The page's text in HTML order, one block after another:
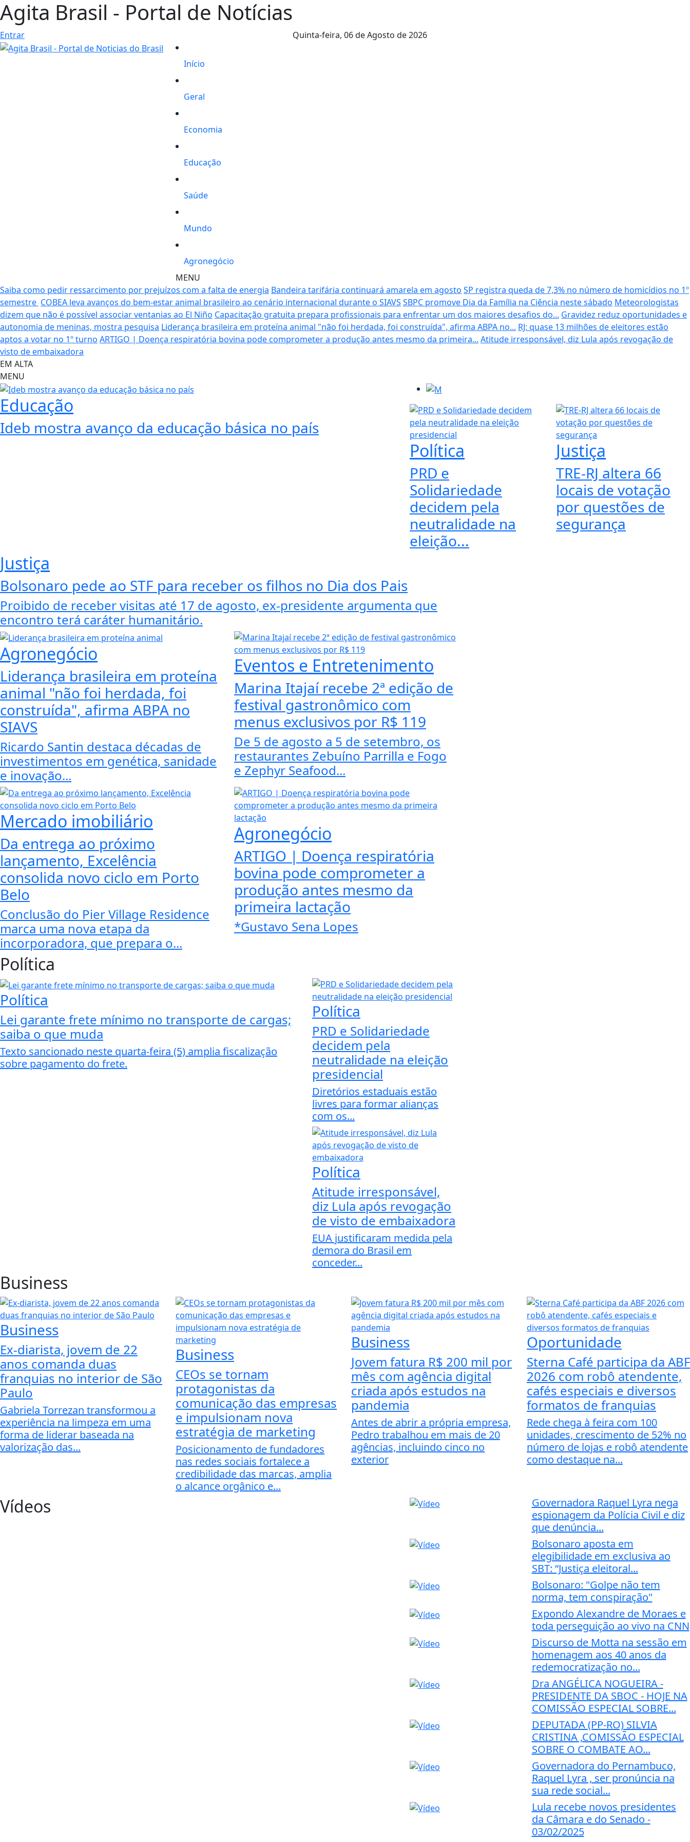
Agita Brasil - Portal de Notícias
Entrar Quinta-feira, 06 de Agosto de 2026
Início
Geral
Economia
Educação
Saúde
Mundo
Agronegócio
MENU
Saiba como pedir ressarcimento por prejuízos com a falta de energia Bandeira tarifária continuará amarela em agosto SP registra queda de 7,3% no número de homicídios no 1º
semestre COBEA leva avanços do bem-estar animal brasileiro ao cenário internacional durante o SIAVS SBPC promove Dia da Família na Ciência neste sábado Meteorologistas
dizem que não é possível associar ventanias ao El Niño Capacitação gratuita prepara profissionais para enfrentar um dos maiores desafios do... Gravidez reduz oportunidades e
autonomia de meninas, mostra pesquisa Liderança brasileira em proteína animal "não foi herdada, foi construída", afirma ABPA no... RJ: quase 13 milhões de eleitores estão
aptos a votar no 1º turno ARTIGO | Doença respiratória bovina pode comprometer a produção antes mesmo da primeira... Atitude irresponsável, diz Lula após revogação de
visto de embaixadora
EM ALTA
MENU
Educação
Ideb mostra avanço da educação básica no país
Política
PRD e
Solidariedade
decidem pela
neutralidade na
eleição...
Justiça
TRE-RJ altera 66
locais de votação
por questões de
segurança
Justiça
Bolsonaro pede ao STF para receber os filhos no Dia dos Pais
Proibido de receber visitas até 17 de agosto, ex-presidente argumenta que
encontro terá caráter humanitário.
Agronegócio
Liderança brasileira em proteína
animal "não foi herdada, foi
construída", afirma ABPA no
SIAVS
Ricardo Santin destaca décadas de
investimentos em genética, sanidade
e inovação...
Eventos e Entretenimento
Marina Itajaí recebe 2ª edição de
festival gastronômico com
menus exclusivos por R$ 119
De 5 de agosto a 5 de setembro, os
restaurantes Zebuíno Parrilla e Fogo
e Zephyr Seafood...
Mercado imobiliário
Da entrega ao próximo
lançamento, Excelência
consolida novo ciclo em Porto
Belo
Conclusão do Pier Village Residence
marca uma nova etapa da
incorporadora, que prepara o...
Agronegócio
ARTIGO | Doença respiratória
bovina pode comprometer a
produção antes mesmo da
primeira lactação
*Gustavo Sena Lopes
Política
Política
Lei garante frete mínimo no transporte de cargas;
saiba o que muda
Texto sancionado neste quarta-feira (5) amplia fiscalização
sobre pagamento do frete.
Política
PRD e Solidariedade
decidem pela
neutralidade na eleição
presidencial
Diretórios estaduais estão
livres para formar alianças
com os...
Política
Atitude irresponsável,
diz Lula após revogação
de visto de embaixadora
EUA justificaram medida pela
demora do Brasil em
conceder...
Business
Business
Ex-diarista, jovem de 22
anos comanda duas
franquias no interior de São
Paulo
Gabriela Torrezan transformou a
experiência na limpeza em uma
forma de liderar baseada na
valorização das...
Business
CEOs se tornam
protagonistas da
comunicação das empresas
e impulsionam nova
estratégia de marketing
Posicionamento de fundadores
nas redes sociais fortalece a
credibilidade das marcas, amplia
o alcance orgânico e...
Business
Jovem fatura R$ 200 mil por
mês com agência digital
criada após estudos na
pandemia
Antes de abrir a própria empresa,
Pedro trabalhou em mais de 20
agências, incluindo cinco no
exterior
Oportunidade
Sterna Café participa da ABF
2026 com robô atendente,
cafés especiais e diversos
formatos de franquias
Rede chega à feira com 100
unidades, crescimento de 52% no
número de lojas e robô atendente
como destaque na...
Vídeos
Governadora Raquel Lyra nega
espionagem da Polícia Civil e diz
que denúncia...
Bolsonaro aposta em
elegibilidade em exclusiva ao
SBT: “Justiça eleitoral...
Bolsonaro: "Golpe não tem
norma, tem conspiração"
Expondo Alexandre de Moraes e
toda perseguição ao vivo na CNN
Discurso de Motta na sessão em
homenagem aos 40 anos da
redemocratização no...
Dra ANGÉLICA NOGUEIRA -
PRESIDENTE DA SBOC - HOJE NA
COMISSÃO ESPECIAL SOBRE...
DEPUTADA (PP-RO) SILVIA
CRISTINA ,COMISSÃO ESPECIAL
SOBRE O COMBATE AO...
Governadora do Pernambuco,
Raquel Lyra , ser pronúncia na
sua rede social...
Lula recebe novos presidentes
da Câmara e do Senado -
03/02/2025